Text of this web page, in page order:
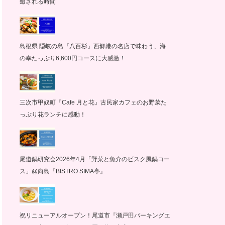
癒される時間
島根県 隠岐の島『八百杉』西郷港の名店で味わう、海
の幸たっぷり6,600円コースに大感激！
三次市甲奴町『Cafe 月と花』古民家カフェのお野菜た
っぷり花ランチに感動！
尾道鍋研究会2026年4月「野菜と魚介のビスク風鍋コー
ス」@向島『BISTRO SIMA亭』
祝リニューアルオープン！尾道市『瀬戸田パーキングエ